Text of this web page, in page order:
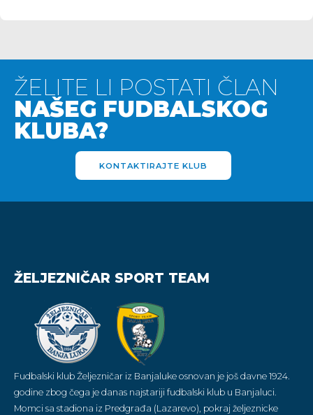
ŽELITE LI POSTATI ČLAN
NAŠEG FUDBALSKOG
KLUBA?
KONTAKTIRAJTE KLUB
ŽELJEZNIČAR SPORT TEAM
Fudbalski klub Željezničar iz Banjaluke osnovan je još davne 1924.
godine zbog čega je danas najstariji fudbalski klub u Banjaluci.
Momci sa stadiona iz Predgrađa (Lazarevo), pokraj željeznicke